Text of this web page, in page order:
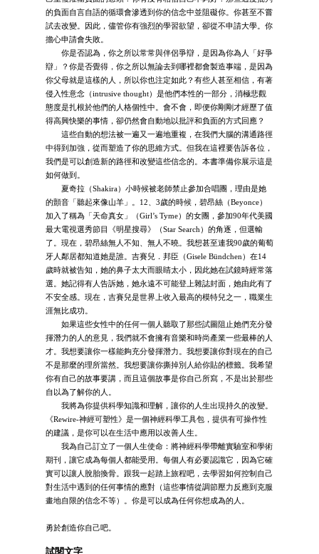
的負面自言自語的循環會滲透到你的信念中並阻礙你。你甚至不嘗
試去改變。因此，儘管你有強烈的學習欲望，卻從不申請大學。你
擔心申請會失敗。
你是否認為，你之所以常常與伴侶爭辯，是因為你為人「好爭
辯」？你是否覺得，你之所以無論去到哪裡都會製造事端，是因為
你父母就是這樣的人，所以你也注定如此？有些人甚至相信，有著
侵入性意念（intrusive thought）是他們本性的一部分，消極悲觀
態度是扎根於他們的人格個性中。會不會，即便你剛剛才經歷了值
得高興快樂的事情，卻仍然會自動地以批評和負面的方式回應？
這些自動的想法被一遍又一遍地重複，在我們大腦的溝通路徑
中得到加強，從而塑造了你的思維方式。但我在這裡要告訴各位，
我們是可以創造新的路徑和改變這些信念的。本書準備你展示這是
如何做到。
夏奇拉（Shakira）小時候被老師禁止參加合唱團，理由是她
的顫音「聽起來像山羊」。12、3歲的時候，碧昂絲（Beyonce）
加入了稱為「天命真女」（Girl’s Tyme）的女團，參加90年代美國
最大電視選秀節目《明星搜尋》（Star Search）的角逐，但選輸
了。現在，碧昂絲無人不知、無人不曉。我想甚至連我90歲的葡萄
牙人鄰居都知道她是誰。吉賽兒．邦臣（Gisele Bündchen）在14
歲時就被告知，她的鼻子太大而眼睛太小，因此她在試鏡時經常落
選。她記得有人告訴她，她永遠不可能登上雜誌封面，她由此有了
不安全感。現在，吉賽兒是世界上收入最高的模特兒之一，職業生
涯無比成功。
如果這些女性中的任何一個人聽取了那些試圖阻止她們充分發
揮潛力的人的意見，我們就不會擁有音樂和時尚產業一些最棒的人
才。我想要讓你一樣能夠充分發揮潛力。我想要讓你對現在的自己
不是那麼的理所當然。我想要讓你撕掉別人給你貼的標籤。我希望
你有自己的故事要講，而且這個故事是你自己所寫，不是出於那些
自以為了解你的人。
我將為你提供科學知識和理解，讓你的人生出現持久的改變。
《Rewire-神經可塑性》是一個神經科學工具包，提供有可操作性
的建議，是你可以在生活中應用以改善人生。
我為自己訂立了一個人生使命：將神經科學帶離實驗室和學術
期刊，讓它成為每個人都能受用。每個人有必要認識它，因為它確
實可以讓人脫胎換骨。跟我一起踏上旅程吧，去學習如何控制自己
對生活中遇到的任何事情的應對（這些事情從調節壓力反應到克服
畫地自限的信念不等）。你是可以成為任何你想成為的人。
勇於創造你自己吧。
試閱文字